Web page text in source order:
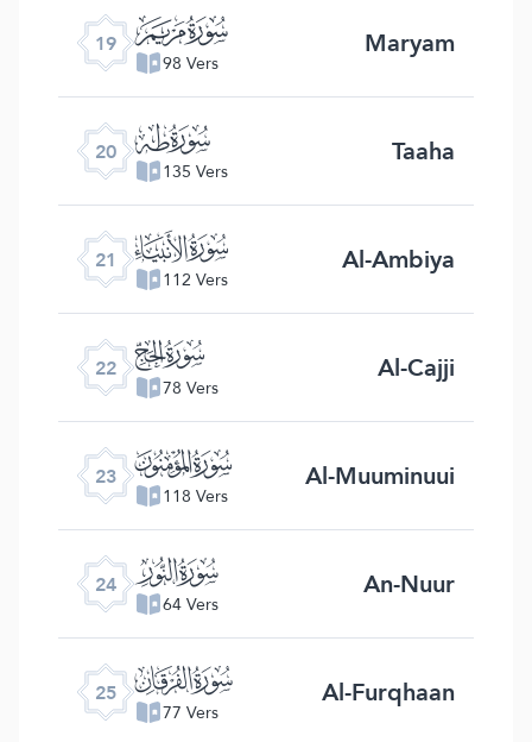
19 ﮟ
98 Vers Maryam
20 ﮠ
135 Vers Taaha
21 ﮡ
112 Vers Al-Ambiya
22 ﮢ
78 Vers Al-Cajji
23 ﮣ
118 Vers Al-Muuminuui
24 ﮤ
64 Vers An-Nuur
25 ﮥ
77 Vers Al-Furqhaan